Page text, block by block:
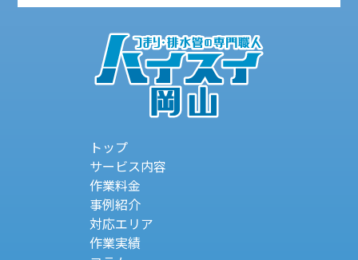
トップ
サービス内容
作業料金
事例紹介
対応エリア
作業実績